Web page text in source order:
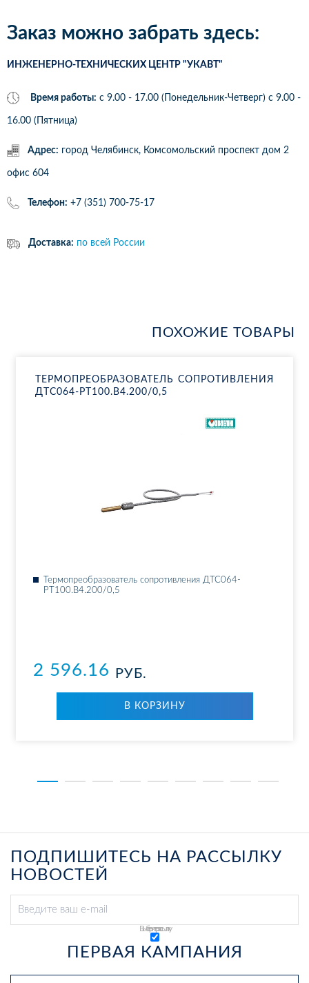
Заказ можно забрать здесь:
ИНЖЕНЕРНО-ТЕХНИЧЕСКИХ ЦЕНТР "УКАВТ"
Время работы: с 9.00 - 17.00 (Понедельник-Четверг) c 9.00 -
16.00 (Пятница)
Адрес: город Челябинск, Комсомольский проспект дом 2
офис 604
Телефон: +7 (351) 700-75-17
Доставка: по всей России
ПОХОЖИЕ ТОВАРЫ
ТЕР­МО­ПРЕ­ОБ­РА­ЗО­ВА­ТЕЛЬ СО­ПРО­ТИВ­ЛЕ­НИЯ
ДТ­С064-РТ100.В4.200/0,5
Тер­мо­пре­об­ра­зо­ва­тель со­про­тив­ле­ния ДТ­С064-
РТ100.В4.200/0,5
2 596.16 РУБ.
В КОРЗИНУ
ПОДПИШИТЕСЬ НА РАССЫЛКУ
НОВОСТЕЙ
Выберите рассылку
ПЕРВАЯ КАМПАНИЯ